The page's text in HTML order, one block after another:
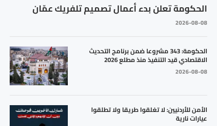
الحكومة تعلن بدء أعمال تصميم تلفريك عمّان
2026-08-08
الحكومة: 343 مشروعا ضمن برنامج التحديث
الاقتصادي قيد التنفيذ منذ مطلع 2026
2026-08-08
الأمن للأردنيين: لا تغلقوا طريقا ولا تطلقوا
عيارات نارية